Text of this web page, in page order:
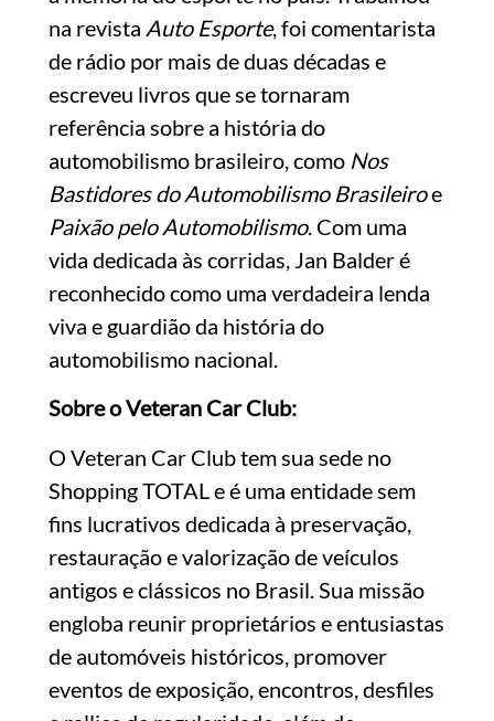
na revista Auto Esporte, foi comentarista
de rádio por mais de duas décadas e
escreveu livros que se tornaram
referência sobre a história do
automobilismo brasileiro, como Nos
Bastidores do Automobilismo Brasileiroe
Paixão pelo Automobilismo. Com uma
vida dedicada às corridas, Jan Balder é
reconhecido como uma verdadeira lenda
viva e guardião da história do
automobilismo nacional.
Sobre o Veteran Car Club:
O Veteran Car Club tem sua sede no
Shopping TOTAL e é uma entidade sem
fins lucrativos dedicada à preservação,
restauração e valorização de veículos
antigos e clássicos no Brasil. Sua missão
engloba reunir proprietários e entusiastas
de automóveis históricos, promover
eventos de exposição, encontros, desfiles